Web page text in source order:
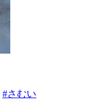
#さむい